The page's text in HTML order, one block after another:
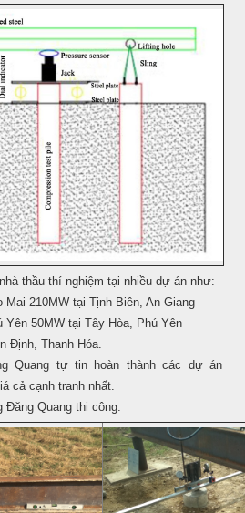
thầu thí nghiệm tại nhiều dự án như:
Mai 210MW tại Tịnh Biên, An Giang
Yên 50MW tại Tây Hòa, Phú Yên
Định, Thanh Hóa.
Quang tự tin hoàn thành các dự án
cả cạnh tranh nhất.
Đăng Quang thi công: